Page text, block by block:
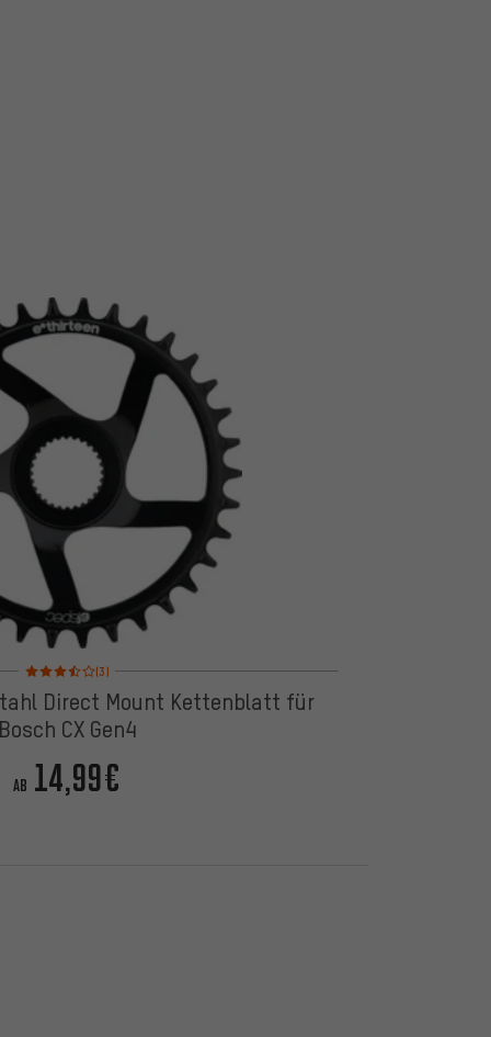
Bewertungen: 3,5 von 5 basierend auf 3 Bewertungen
(3)
Direct Mount Kettenblatt für
CX Gen4
AB 14,99€